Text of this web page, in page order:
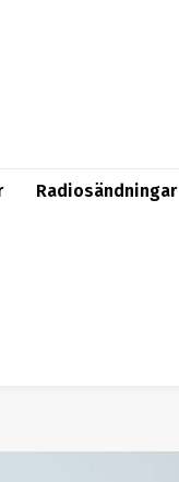
Radiosändningar